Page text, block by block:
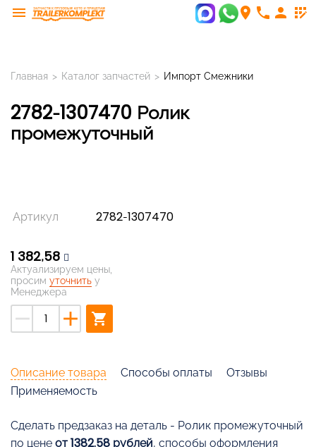
menu room phone person app_registration
Главная > Каталог запчастей > Импорт Смежники
2782-1307470 Ролик
промежуточный
Артикул 2782-1307470
1 382,58
Актуализируем цены,
просим уточнить у
Менеджера
remove add shopping_cart
Описание товара Способы оплаты
Отзывы
Применяемость
Cделать предзаказ на деталь - Ролик промежуточный
по цене от 1382.58 рублей, способы оформления